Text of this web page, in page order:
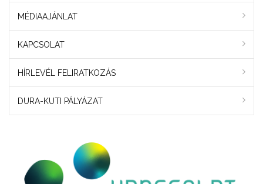
MÉDIAAJÁNLAT
KAPCSOLAT
HÍRLEVÉL FELIRATKOZÁS
DURA-KUTI PÁLYÁZAT